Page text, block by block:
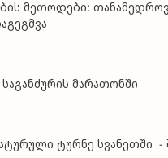
მარათონში